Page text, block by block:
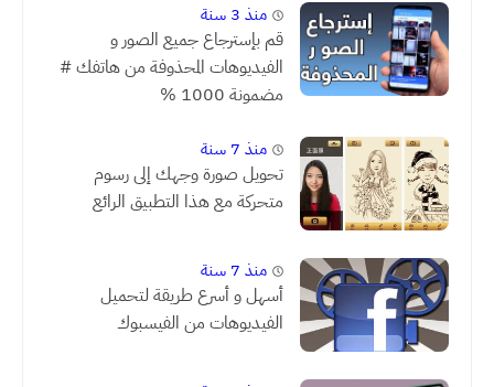
منذ 3 سنة
قم بإسترجاع جميع الصور و
الفيديوهات المحذوفة من هاتفك #
مضمونة 1000 %
منذ 7 سنة
تحويل صورة وجهك إلى رسوم
متحركة مع هذا التطبيق الرائع
منذ 7 سنة
أسهل و أسرع طريقة لتحميل
الفيديوهات من الفيسبوك